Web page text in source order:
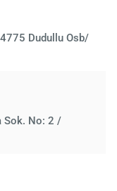
Dudullu Osb/
Sok. No: 2 /